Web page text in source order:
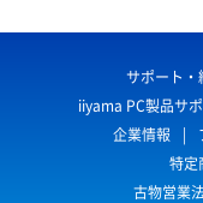
サポート・
iiyama PC製品サ
企業情報
特定
古物営業